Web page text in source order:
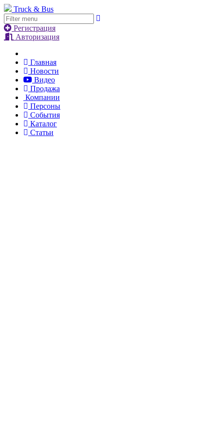
Truck & Bus
Регистрация
Авторизация
Главная
Новости
Видео
Продажа
Компании
Персоны
События
Каталог
Статьи